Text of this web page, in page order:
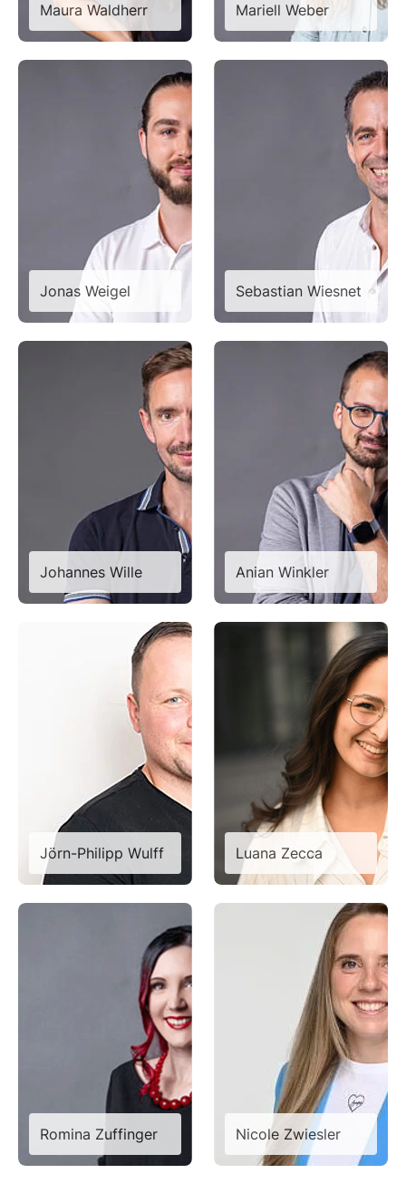
Maura Waldherr Mariell Weber
Jonas Weigel Sebastian Wiesnet
Johannes Wille Anian Winkler
Jörn-Philipp Wulff Luana Zecca
Romina Zuffinger Nicole Zwiesler